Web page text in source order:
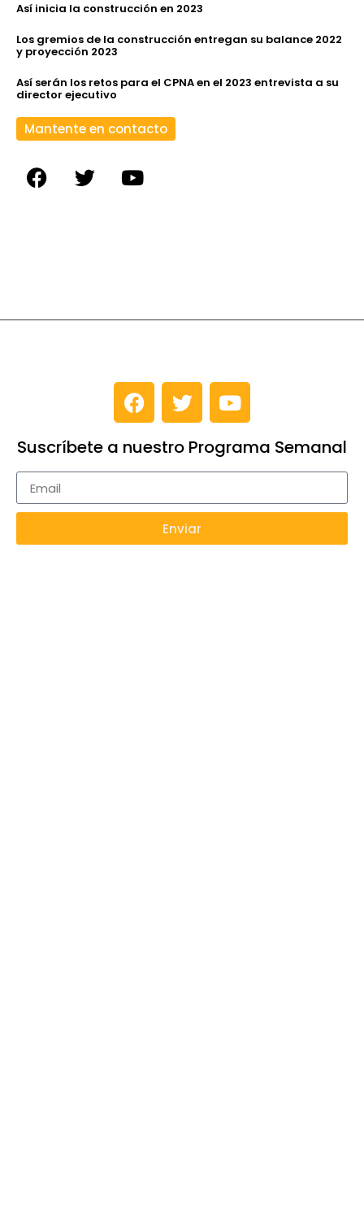
Así inicia la construcción en 2023
Los gremios de la construcción entregan su balance 2022
y proyección 2023
Así serán los retos para el CPNA en el 2023 entrevista a su
director ejecutivo
Mantente en contacto
Suscríbete a nuestro Programa Semanal
Enviar